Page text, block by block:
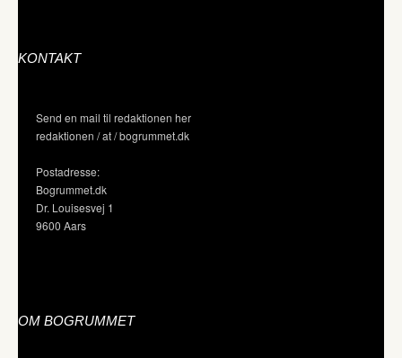
KONTAKT
Send en mail til redaktionen her
redaktionen / at / bogrummet.dk
Postadresse:
Bogrummet.dk
Dr. Louisesvej 1
9600 Aars
OM BOGRUMMET